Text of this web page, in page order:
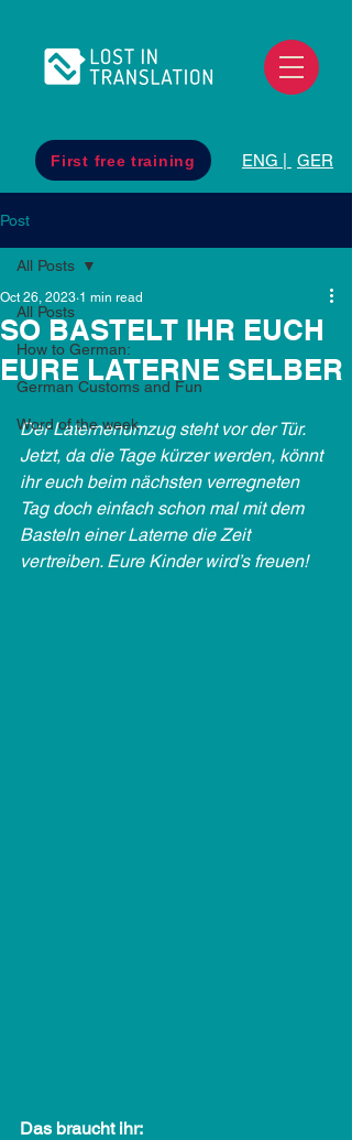
First free training ENG | GER
Post
All Posts
How to German:
German Customs and Fun
Word of the week
All Posts
SO BASTELT IHR EUCH
EURE LATERNE SELBER
Oct 26, 2023 1 min read
Der Laternenumzug steht vor der Tür.
Jetzt, da die Tage kürzer werden, könnt
ihr euch beim nächsten verregneten
Tag doch einfach schon mal mit dem
Basteln einer Laterne die Zeit
vertreiben. Eure Kinder wird’s freuen!
Das braucht ihr: